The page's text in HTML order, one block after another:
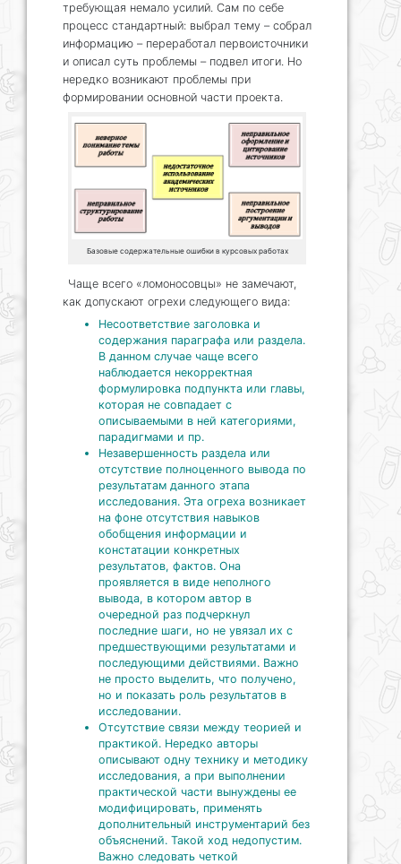
требующая немало усилий. Сам по себе
процесс стандартный: выбрал тему – собрал
информацию – переработал первоисточники
и описал суть проблемы – подвел итоги. Но
нередко возникают проблемы при
формировании основной части проекта.
Базовые содержательные ошибки в курсовых работах
Чаще всего «ломоносовцы» не замечают,
как допускают огрехи следующего вида:
Несоответствие заголовка и
содержания параграфа или раздела.
В данном случае чаще всего
наблюдается некорректная
формулировка подпункта или главы,
которая не совпадает с
описываемыми в ней категориями,
парадигмами и пр.
Незавершенность раздела или
отсутствие полноценного вывода по
результатам данного этапа
исследования. Эта огреха возникает
на фоне отсутствия навыков
обобщения информации и
констатации конкретных
результатов, фактов. Она
проявляется в виде неполного
вывода, в котором автор в
очередной раз подчеркнул
последние шаги, но не увязал их с
предшествующими результатами и
последующими действиями. Важно
не просто выделить, что получено,
но и показать роль результатов в
исследовании.
Отсутствие связи между теорией и
практикой. Нередко авторы
описывают одну технику и методику
исследования, а при выполнении
практической части вынуждены ее
модифицировать, применять
дополнительный инструментарий без
объяснений. Такой ход недопустим.
Важно следовать четкой